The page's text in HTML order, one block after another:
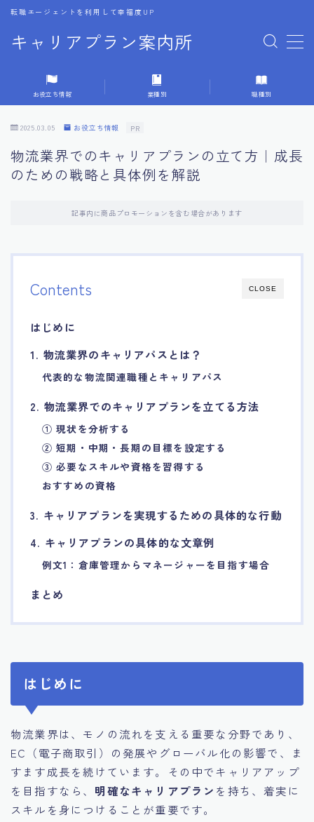
キャリアプラン案内所
転職エージェントを利用して幸福度UP
MENU
1.転職エージェントの選び方
3.キャリア相談時の質問リスト
4.キャリア目標設定の方法
5.キャリアチェンジの体験談
6.専門家からのアドバイス集
7.エージェント面談のポイント
8.非公開求人の魅力
9.年代別の目標設定ポイント
10.エージェント利用時の注意点
11.転職相談で分かる自分の強み
13.キャリアアップする為の戦略
お役立ち情報 業種別 職種別
2025.03.05 お役立ち情報 PR
物流業界でのキャリアプランの立て方｜成長
のための戦略と具体例を解説
記事内に商品プロモーションを含む場合があります
CLOSE
Contents
はじめに
1. 物流業界のキャリアパスとは？
代表的な物流関連職種とキャリアパス
2. 物流業界でのキャリアプランを立てる方法
① 現状を分析する
② 短期・中期・長期の目標を設定する
③ 必要なスキルや資格を習得する
おすすめの資格
3. キャリアプランを実現するための具体的な行動
4. キャリアプランの具体的な文章例
例文1：倉庫管理からマネージャーを目指す場合
まとめ
はじめに
物流業界は、モノの流れを支える重要な分野であり、
EC（電子商取引）の発展やグローバル化の影響で、ま
すます成長を続けています。その中でキャリアアップ
を目指すなら、 明確なキャリアプラン を持ち、着実に
スキルを身につけることが重要です。